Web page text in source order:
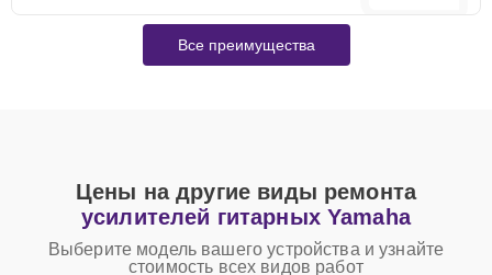
Все преимущества
Цены на другие виды ремонта
усилителей гитарных Yamaha
Выберите модель вашего устройства и узнайте
стоимость всех видов работ